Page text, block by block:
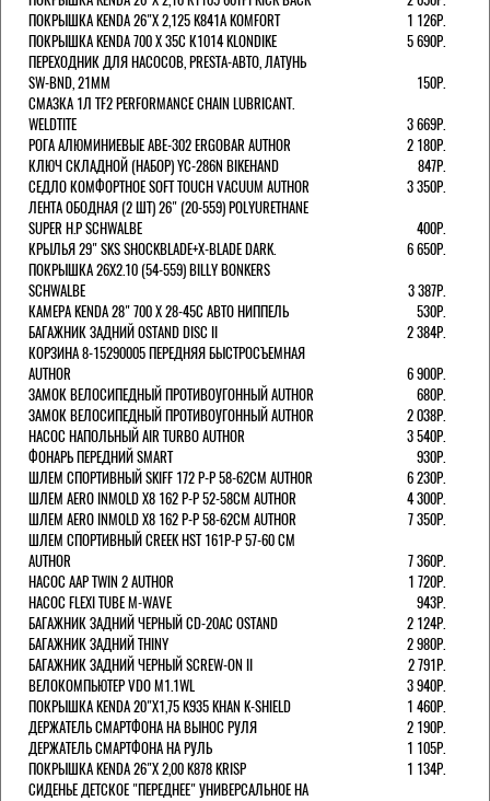
ПОКРЫШКА KENDA 26"Х 2,125 K841A KOMFORT
1 126Р.
ПОКРЫШКА KENDA 700 Х 35С К1014 KLONDIKE
5 690Р.
ПЕРЕХОДНИК ДЛЯ НАСОСОВ, PRESTA-АВТО, ЛАТУНЬ
SW-BND, 21ММ
150Р.
СМАЗКА 1Л TF2 PERFORMANCE CHAIN LUBRICANT.
WELDTITE
3 669Р.
РОГА АЛЮМИНИЕВЫЕ ABE-302 ERGOBAR AUTHOR
2 180Р.
КЛЮЧ СКЛАДНОЙ (НАБОР) YC-286N BIKEHAND
847Р.
СЕДЛО КОМФОРТНОЕ SOFT TOUCH VACUUM AUTHOR
3 350Р.
ЛЕНТА ОБОДНАЯ (2 ШТ) 26" (20-559) POLYURETHANE
SUPER H.P SCHWALBE
400Р.
КРЫЛЬЯ 29" SKS SHOCKBLADE+X-BLADE DARK.
6 650Р.
ПОКРЫШКА 26X2.10 (54-559) BILLY BONKERS
SCHWALBE
3 387Р.
КАМЕРА KENDA 28" 700 Х 28-45С АВТО НИППЕЛЬ
530Р.
БАГАЖНИК ЗАДНИЙ OSTAND DISC II
2 384Р.
КОРЗИНА 8-15290005 ПЕРЕДНЯЯ БЫСТРОСЪЕМНАЯ
AUTHOR
6 900Р.
ЗАМОК ВЕЛОСИПЕДНЫЙ ПРОТИВОУГОННЫЙ AUTHOR
680Р.
ЗАМОК ВЕЛОСИПЕДНЫЙ ПРОТИВОУГОННЫЙ AUTHOR
2 038Р.
НАСОС НАПОЛЬНЫЙ AIR TURBO AUTHOR
3 540Р.
ФОНАРЬ ПЕРЕДНИЙ SMART
930Р.
ШЛЕМ СПОРТИВНЫЙ SKIFF 172 Р-Р 58-62СМ AUTHOR
6 230Р.
ШЛЕМ AERO INMOLD X8 162 Р-Р 52-58СМ AUTHOR
4 300Р.
ШЛЕМ AERO INMOLD X8 162 Р-Р 58-62СМ AUTHOR
7 350Р.
ШЛЕМ СПОРТИВНЫЙ CREEK HST 161Р-Р 57-60 СМ
AUTHOR
7 360Р.
НАСОС AAP TWIN 2 AUTHOR
1 720Р.
НАСОС FLEXI TUBE M-WAVE
943Р.
БАГАЖНИК ЗАДНИЙ ЧЕРНЫЙ СD-20AC OSTAND
2 124Р.
БАГАЖНИК ЗАДНИЙ THINY
2 980Р.
БАГАЖНИК ЗАДНИЙ ЧЕРНЫЙ SCREW-ON II
2 791Р.
ВЕЛОКОМПЬЮТЕР VDO M1.1WL
3 940Р.
ПОКРЫШКА KENDA 20"Х1,75 K935 KHAN K-SHIELD
1 460Р.
ДЕРЖАТЕЛЬ СМАРТФОНА НА ВЫНОС РУЛЯ
2 190Р.
ДЕРЖАТЕЛЬ СМАРТФОНА НА РУЛЬ
1 105Р.
ПОКРЫШКА KENDA 26"Х 2,00 K878 KRISP
1 134Р.
СИДЕНЬЕ ДЕТСКОЕ "ПЕРЕДНЕЕ" УНИВЕРСАЛЬНОЕ НА